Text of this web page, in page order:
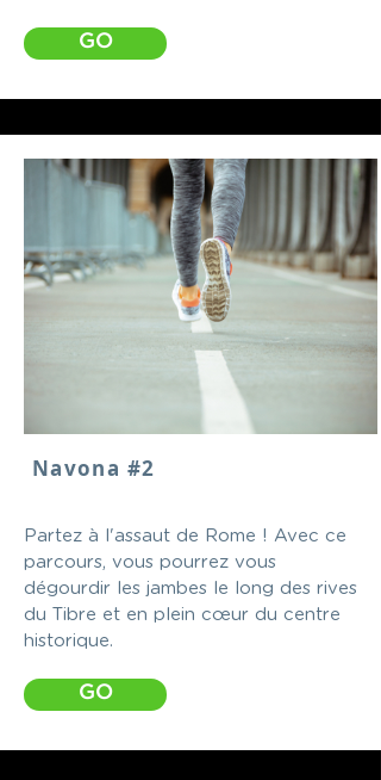
GO
Navona #2
Partez à l'assaut de Rome ! Avec ce
parcours, vous pourrez vous
dégourdir les jambes le long des rives
du Tibre et en plein cœur du centre
historique.
GO